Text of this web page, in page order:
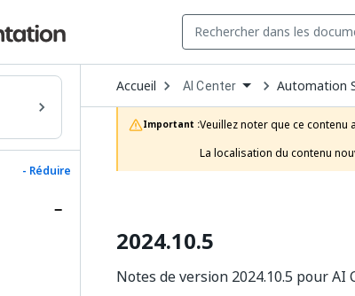
- Réduire
Accueil Open
Dropdown
to
choose
product
AI Center Automation
Important :Veuillez noter que ce contenu
La localisation du contenu
2024.10.5
Notes de version 2024.10.5 pour